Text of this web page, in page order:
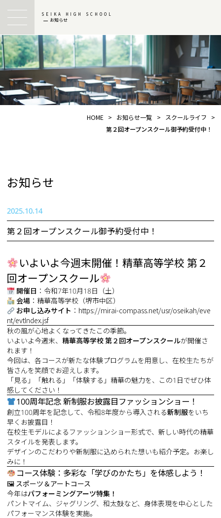
SEIKA HIGH SCHOOL
お知らせ
HOME > お知らせ一覧 > スクールライフ
>
第２回オープンスクール御予約受付中！
お知らせ
2025.10.14
第２回オープンスクール御予約受付中！
いよいよ今週末開催！精華高等学校 第２
回オープンスクール
開催日 ：令和7年10月18日（土）
会場：精華高等学校（堺市中区）
お申し込みサイト ： https://mirai-compass.net/usr/oseikah/eve
nt/evtIndex.jsf
秋の風が心地よくなってきたこの季節。
いよいよ今週末、 精華高等学校 第２回オープンスクールが開催さ
れます！
今回は、各コースが新たな体験プログラムを用意し、在校生たちが
皆さんを笑顔でお迎えします。
「見る」「触れる」「体験する」精華の魅力を、この1日でぜひ体
感してください！
100周年記念 新制服お披露目ファッションショー！
創立100周年を記念して、令和8年度から導入される新制服をいち
早くお披露目！
在校生モデルによるファッションショー形式で、新しい時代の精華
スタイルを発表します。
デザインのこだわりや新制服に込められた想いも紹介予定。お楽し
みに！
コース体験：多彩な「学びのかたち」を体感しよう！
🖼 スポーツ＆アートコース
今年はパフォーミングアーツ特集！
パントマイム、ジャグリング、和太鼓など、身体表現を中心とした
パフォーマンス体験を実施。